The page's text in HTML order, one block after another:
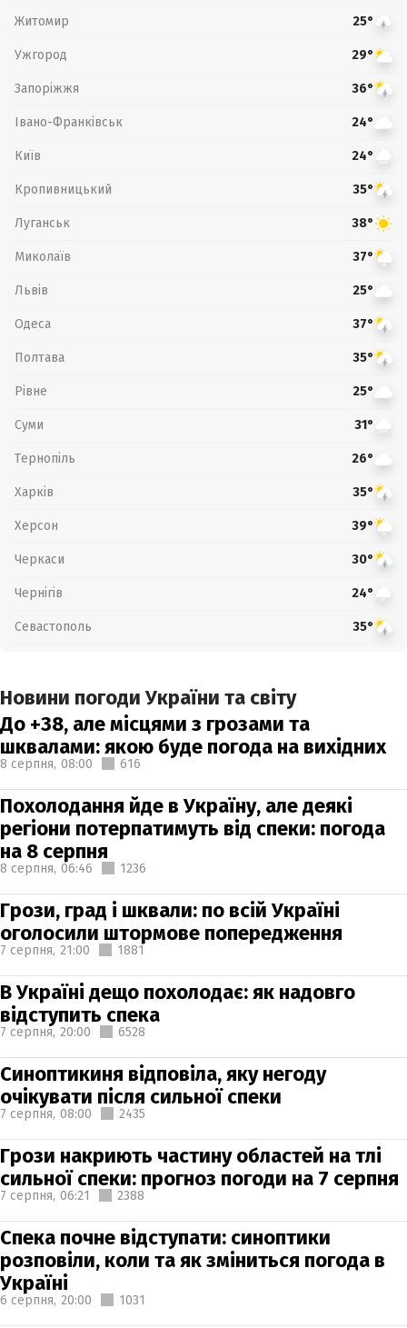
Житомир 25°
Ужгород 29°
Запоріжжя 36°
Івано-Франківськ 24°
Київ 24°
Кропивницький 35°
Луганськ 38°
Миколаїв 37°
Львів 25°
Одеса 37°
Полтава 35°
Рівне 25°
Суми 31°
Тернопіль 26°
Харків 35°
Херсон 39°
Черкаси 30°
Чернігів 24°
Севастополь 35°
Новини погоди України та світу
До +38, але місцями з грозами та
шквалами: якою буде погода на вихідних
8 серпня, 08:00 616
Похолодання йде в Україну, але деякі
регіони потерпатимуть від спеки: погода
на 8 серпня
8 серпня, 06:46 1236
Грози, град і шквали: по всій Україні
оголосили штормове попередження
7 серпня, 21:00 1881
В Україні дещо похолодає: як надовго
відступить спека
7 серпня, 20:00 6528
Синоптикиня відповіла, яку негоду
очікувати після сильної спеки
7 серпня, 08:00 2435
Грози накриють частину областей на тлі
сильної спеки: прогноз погоди на 7 серпня
7 серпня, 06:21 2388
Спека почне відступати: синоптики
розповіли, коли та як зміниться погода в
Україні
6 серпня, 20:00 1031